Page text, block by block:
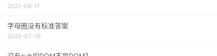
2021-09-17
字母圈没有标准答案
2025-07-16